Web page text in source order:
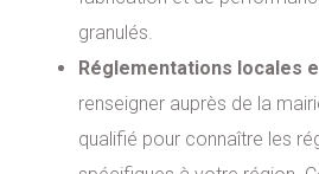
granulés.
Réglementations locales
renseigner auprès de la
qualifié pour connaître les